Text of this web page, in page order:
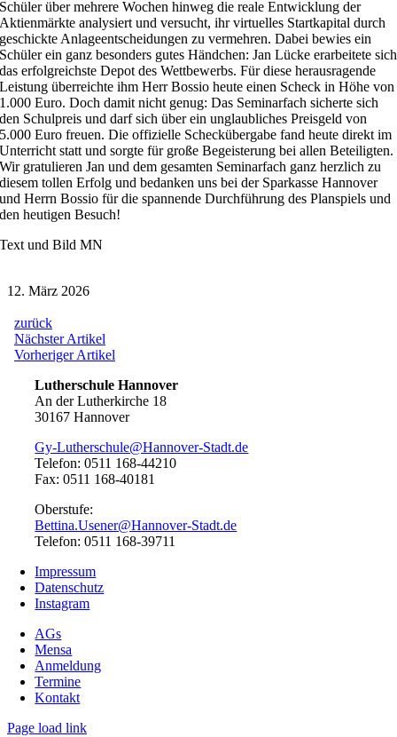
Schüler über mehrere Wochen hinweg die reale Entwicklung der
Aktienmärkte analysiert und versucht, ihr virtuelles Startkapital durch
geschickte Anlageentscheidungen zu vermehren. Dabei bewies ein
Schüler ein ganz besonders gutes Händchen: Jan Lücke erarbeitete sich
das erfolgreichste Depot des Wettbewerbs. Für diese herausragende
Leistung überreichte ihm Herr Bossio heute einen Scheck in Höhe von
1.000 Euro. Doch damit nicht genug: Das Seminarfach sicherte sich
den Schulpreis und darf sich über ein unglaubliches Preisgeld von
5.000 Euro freuen. Die offizielle Scheckübergabe fand heute direkt im
Unterricht statt und sorgte für große Begeisterung bei allen Beteiligten.
Wir gratulieren Jan und dem gesamten Seminarfach ganz herzlich zu
diesem tollen Erfolg und bedanken uns bei der Sparkasse Hannover
und Herrn Bossio für die spannende Durchführung des Planspiels und
den heutigen Besuch!
Text und Bild MN
12. März 2026
zurück
Beitragsnavigation
Nächster Artikel
Artikel:
Vorheriger Artikel
Lutherschule Hannover
An der Lutherkirche 18
30167 Hannover
Gy-Lutherschule@Hannover-Stadt.de
Telefon: 0511 168-44210
Fax: 0511 168-40181
Oberstufe:
Bettina.Usener@Hannover-Stadt.de
Telefon: 0511 168-39711
Impressum
Datenschutz
Instagram
AGs
Mensa
Anmeldung
Termine
Kontakt
Page load link